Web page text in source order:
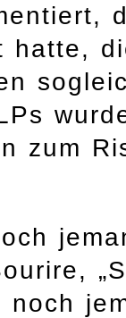
hatte,
zum
noch